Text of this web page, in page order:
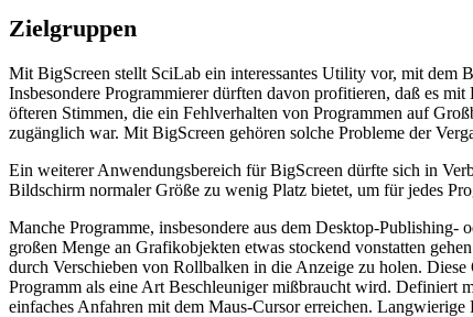
Zielgruppen
Mit BigScreen stellt SciLab ein interessantes Utility vor, mit dem
Insbesondere Programmierer dürften davon profitieren, daß es
öfteren Stimmen, die ein Fehlverhalten von Programmen auf
zugänglich war. Mit BigScreen gehören solche Probleme der
Ein weiterer Anwendungsbereich für BigScreen dürfte sich in
Bildschirm normaler Größe zu wenig Platz bietet, um für jedes
Manche Programme, insbesondere aus dem Desktop-
großen Menge an Grafikobjekten etwas stockend vonstatten
durch Verschieben von Rollbalken in die Anzeige zu holen.
Programm als eine Art Beschleuniger mißbraucht wird. Definiert
einfaches Anfahren mit dem Maus-Cursor erreichen.